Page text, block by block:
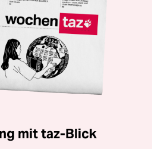
mit taz-Blick